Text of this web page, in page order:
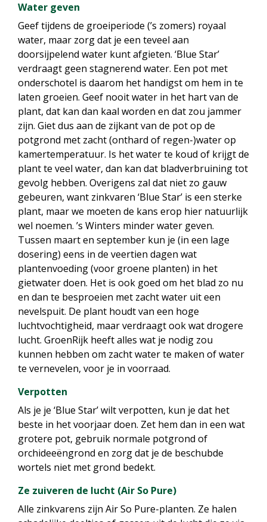
Water geven
Geef tijdens de groeiperiode (’s zomers) royaal
water, maar zorg dat je een teveel aan
doorsijpelend water kunt afgieten. ‘Blue Star’
verdraagt geen stagnerend water. Een pot met
onderschotel is daarom het handigst om hem in te
laten groeien. Geef nooit water in het hart van de
plant, dat kan dan kaal worden en dat zou jammer
zijn. Giet dus aan de zijkant van de pot op de
potgrond met zacht (onthard of regen-)water op
kamertemperatuur. Is het water te koud of krijgt de
plant te veel water, dan kan dat bladverbruining tot
gevolg hebben. Overigens zal dat niet zo gauw
gebeuren, want zinkvaren ‘Blue Star’ is een sterke
plant, maar we moeten de kans erop hier natuurlijk
wel noemen. ’s Winters minder water geven.
Tussen maart en september kun je (in een lage
dosering) eens in de veertien dagen wat
plantenvoeding (voor groene planten) in het
gietwater doen. Het is ook goed om het blad zo nu
en dan te besproeien met zacht water uit een
nevelspuit. De plant houdt van een hoge
luchtvochtigheid, maar verdraagt ook wat drogere
lucht. GroenRijk heeft alles wat je nodig zou
kunnen hebben om zacht water te maken of water
te vernevelen, voor je in voorraad.
Verpotten
Als je je ‘Blue Star’ wilt verpotten, kun je dat het
beste in het voorjaar doen. Zet hem dan in een wat
grotere pot, gebruik normale potgrond of
orchideeëngrond en zorg dat je de beschubde
wortels niet met grond bedekt.
Ze zuiveren de lucht (Air So Pure)
Alle zinkvarens zijn Air So Pure-planten. Ze halen